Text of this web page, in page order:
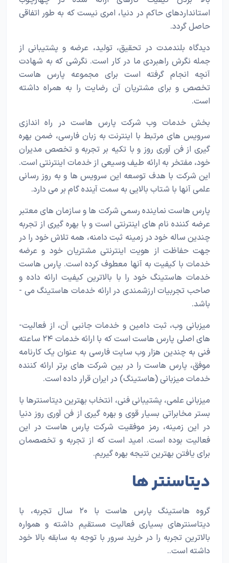
استانداردهای حاکم در دنیا، امری نیست که به طور اتفاقی
حاصل گردد.
دیدگاه بلند­مدت در تحقیق، تولید، عرضه و پشتیبانی از
جمله نگرش راهبردی ما در کار است. نگرشی که به شهادت
آنچه انجام گرفته است برای مجموعه پارس هاست
تخصص و برای مشتریان آن رضایت را به همراه داشته
است.
بخش خدمات وب شرکت پارس هاست در راه اندازی
سرویس­ های مرتبط با اینترنت به زبان فارسی، ضمن بهره
گیری از فن آوری روز و با تکیه بر تجربه و تخصص مدیران
خود، مفتخر به ارائه طیف وسیعی از خدمات اینترنتی است.
این شرکت با هدف توسعه این سرویس ­ها و به روز رسانی
علمی آنها با شتاب بالایی به سمت آینده گام بر می دارد.
پارس هاست نماینده رسمی شرکت­ ها و سازمان ­های معتبر
عرضه ­کننده نام های اینترنتی است و با بهره گیری از تجربه
چندین ساله خود در زمینه ثبت دامنه، همه تلاش خود را در
جهت حفاظت از هویت اینترنتی مشتریان خود و عرضه
خدمات با کیفیت به آنها معطوف کرده است. پارس هاست
خدمات هاستینگ خود را با بالاترین کیفیت ارائه داده و
صاحب تجربیات ارزشمندی در ارائه خدمات هاستینگ می ­
باشد.
میزبانی وب، ثبت دامین و خدمات جانبی آن، از فعالیت­
های اصلی پارس هاست است که با ارائه خدمات ۲۴ ساعته
فنی به چندین هزار وب سایت فارسی به عنوان یک کارنامه
موفق، پارس هاست را در بین شرکت­ های برتر ارائه کننده
خدمات میزبانی (هاستینگ) در ایران قرار داده است.
میزبانی علمی، پشتیبانی فنی، انتخاب بهترین دیتاسنترها با
بستر مخابراتی بسیار قوی و بهره­ گیری از فن آوری روز دنیا
در این زمینه، رمز موفقیت شرکت پارس هاست در این
فعالیت بوده است. امید است که از تجربه و تخصصمان
برای یافتن بهترین نتیجه بهره گیریم.
دیتاسنتر ها
گروه هاستینگ پارس هاست با ۲۰ سال تجربه، با
دیتاسنترهای بسیاری فعالیت مستقیم داشته و همواره
بالاترین تجربه را در خرید سرور با توجه به سابقه بالا خود
داشته است..